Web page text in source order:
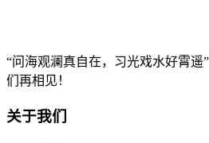
“问海观澜真自在，习光戏水好霄遥
们再相见！
关于我们